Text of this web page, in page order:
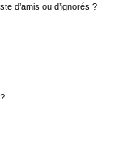
d’amis ou d’ignorés ?